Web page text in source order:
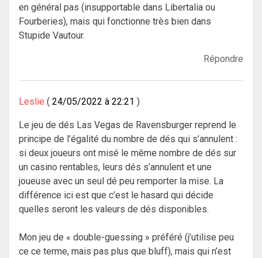
en général pas (insupportable dans Libertalia ou
Fourberies), mais qui fonctionne très bien dans
Stupide Vautour.
Répondre
Leslie 24/05/2022 à 22:21
Le jeu de dés Las Vegas de Ravensburger reprend le
principe de l’égalité du nombre de dés qui s’annulent :
si deux joueurs ont misé le même nombre de dés sur
un casino rentables, leurs dés s’annulent et une
joueuse avec un seul dé peu remporter la mise. La
différence ici est que c’est le hasard qui décide
quelles seront les valeurs de dés disponibles.
Mon jeu de « double-guessing » préféré (j’utilise peu
ce ce terme, mais pas plus que bluff), mais qui n’est